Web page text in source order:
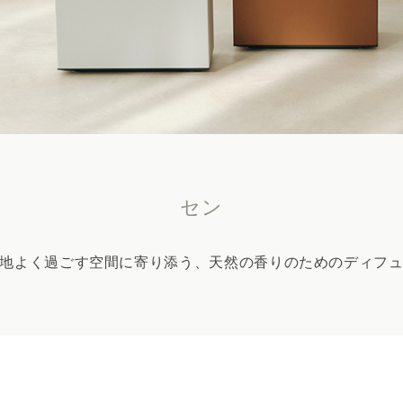
セン
よく過ごす空間に寄り添う、天然の香りのためのディフ